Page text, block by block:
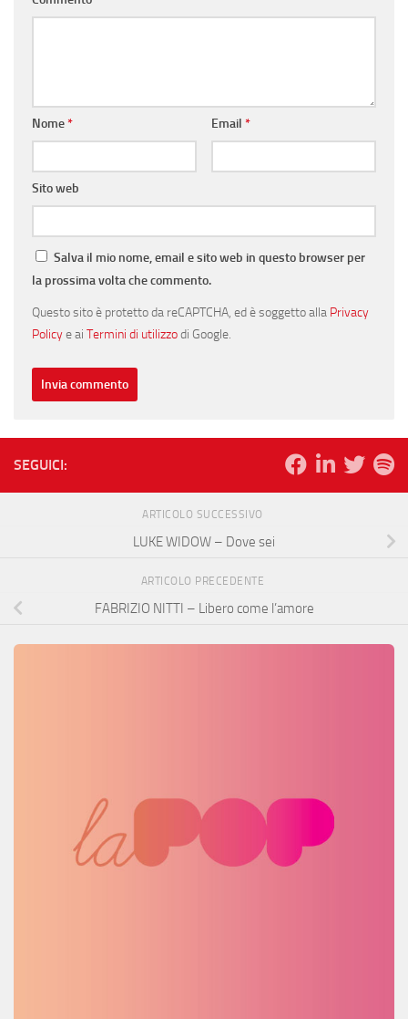
Nome* Email *
Sito web
Salva il mio nome, email e sito web in questo browser per
la prossima volta che commento.
Questo sito è protetto da reCAPTCHA, ed è soggetto alla Privacy
Policye ai Termini di utilizzodi Google.
SEGUICI:
ARTICOLO SUCCESSIVO
LUKE WIDOW – Dove sei
ARTICOLO PRECEDENTE
FABRIZIO NITTI – Libero come l’amore